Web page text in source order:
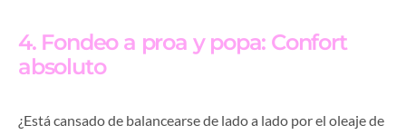
4. Fondeo a proa y popa: Confort
absoluto
¿Está cansado de balancearse de lado a lado por el oleaje de